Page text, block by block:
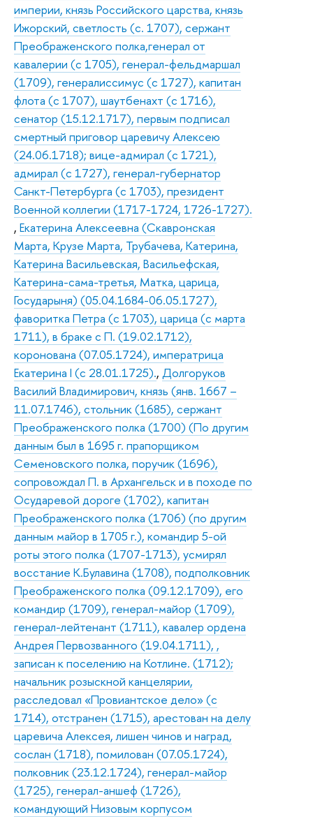
империи, князь Российского царства, князь
Ижорский, светлость (с. 1707), сержант
Преображенского полка,генерал от
кавалерии (с 1705), генерал-фельдмаршал
(1709), генералиссимус (с 1727), капитан
флота (с 1707), шаутбенахт (с 1716),
сенатор (15.12.1717), первым подписал
смертный приговор царевичу Алексею
(24.06.1718); вице-адмирал (с 1721),
адмирал (с 1727), генерал-губернатор
Санкт-Петербурга (с 1703), президент
Военной коллегии (1717-1724, 1726-1727).
, Екатерина Алексеевна (Скавронская
Марта, Крузе Марта, Трубачева, Катерина,
Катерина Васильевская, Васильефская,
Катерина-сама-третья, Матка, царица,
Государыня) (05.04.1684-06.05.1727),
фаворитка Петра (с 1703), царица (с марта
1711), в браке с П. (19.02.1712),
коронована (07.05.1724), императрица
Екатерина I (с 28.01.1725)., Долгоруков
Василий Владимирович, князь (янв. 1667 –
11.07.1746), стольник (1685), сержант
Преображенского полка (1700) (По другим
данным был в 1695 г. прапорщиком
Семеновского полка, поручик (1696),
сопровождал П. в Архангельск и в походе по
Осударевой дороге (1702), капитан
Преображенского полка (1706) (по другим
данным майор в 1705 г.), командир 5-ой
роты этого полка (1707-1713), усмирял
восстание К.Булавина (1708), подполковник
Преображенского полка (09.12.1709), его
командир (1709), генерал-майор (1709),
генерал-лейтенант (1711), кавалер ордена
Андрея Первозванного (19.04.1711), ,
записан к поселению на Котлине. (1712);
начальник розыскной канцелярии,
расследовал «Провиантское дело» (с
1714), отстранен (1715), арестован на делу
царевича Алексея, лишен чинов и наград,
сослан (1718), помилован (07.05.1724),
полковник (23.12.1724), генерал-майор
(1725), генерал-аншеф (1726),
командующий Низовым корпусом